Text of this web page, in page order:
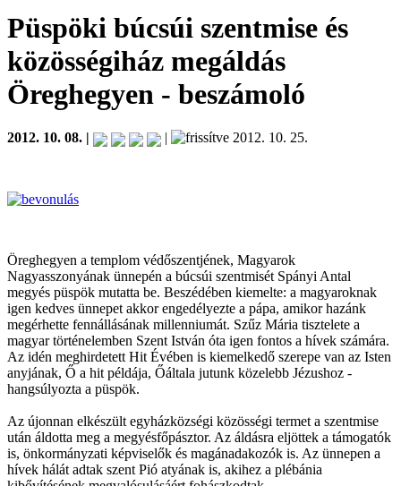
Püspöki búcsúi szentmise és
közösségiház megáldás
Öreghegyen - beszámoló
2012. 10. 08. | | 2012. 10. 25.
Öreghegyen a templom védőszentjének, Magyarok
Nagyasszonyának ünnepén a búcsúi szentmisét Spányi Antal
megyés püspök mutatta be. Beszédében kiemelte: a magyaroknak
igen kedves ünnepet akkor engedélyezte a pápa, amikor hazánk
megérhette fennállásának millenniumát. Szűz Mária tisztelete a
magyar történelemben Szent István óta igen fontos a hívek számára.
Az idén meghirdetett Hit Évében is kiemelkedő szerepe van az Isten
anyjának, Ő a hit példája, Őáltala jutunk közelebb Jézushoz -
hangsúlyozta a püspök.
Az újonnan elkészült egyházközségi közösségi termet a szentmise
után áldotta meg a megyésfőpásztor. Az áldásra eljöttek a támogatók
is, önkormányzati képviselők és magánadakozók is. Az ünnepen a
hívek hálát adtak szent Pió atyának is, akihez a plébánia